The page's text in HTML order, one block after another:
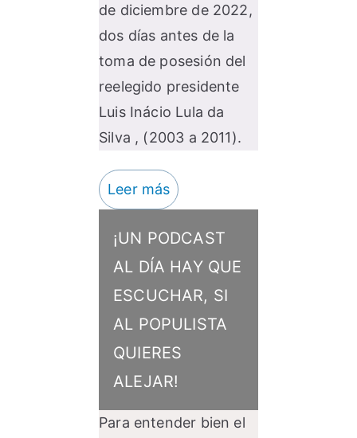
de diciembre de 2022,
dos días antes de la
toma de posesión del
reelegido presidente
Luis Inácio Lula da
Silva , (2003 a 2011).
Leer más
¡UN PODCAST
AL DÍA HAY QUE
ESCUCHAR, SI
AL POPULISTA
QUIERES
ALEJAR!
Para entender bien el